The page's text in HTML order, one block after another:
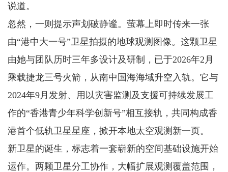
说道。
忽然，一则提示声划破静谧。萤幕上即时传来一张
由“港中大一号”卫星拍摄的地球观测图像。这颗卫星
由她与团队历时三年多设计及研制，已于2026年2月
乘载捷龙三号火箭，从南中国海海域升空入轨。它与
2024年9月发射、用以灾害监测及支援可持续发展工
作的“香港青少年科学创新号”相互接轨，共同构成香
港首个低轨卫星星座，掀开本地太空观测新一页。
新卫星的诞生，标志着一套崭新的空间基础设施开始
运作。两颗卫星分工协作，大幅扩展观测覆盖范围，